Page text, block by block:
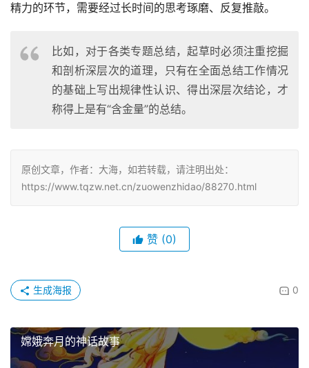
精力的环节，需要经过长时间的思考琢磨、反复推敲。
比如，对于各类专题总结，起草时必须注重挖掘
和剖析深层次的道理，只有在全面总结工作情况
的基础上写出规律性认识、得出深层次结论，才
称得上是有“含金量”的总结。
原创文章，作者：大海，如若转载，请注明出处：
https://www.tqzw.net.cn/zuowenzhidao/88270.html
赞 (0)
0
生成海报
嫦娥奔月的神话故事